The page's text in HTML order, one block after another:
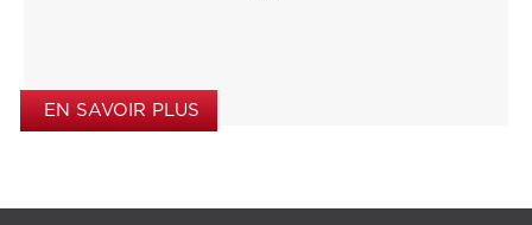
EN SAVOIR PLUS